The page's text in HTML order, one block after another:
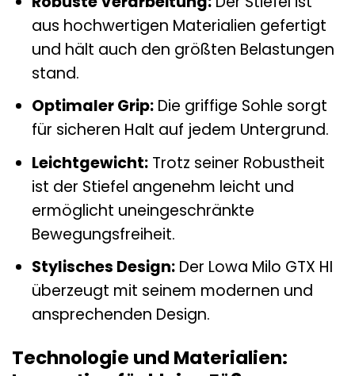
aus hochwertigen Materialien gefertigt
und hält auch den größten Belastungen
stand.
Optimaler Grip:Die griffige Sohle sorgt
für sicheren Halt auf jedem Untergrund.
Leichtgewicht:Trotz seiner Robustheit
ist der Stiefel angenehm leicht und
ermöglicht uneingeschränkte
Bewegungsfreiheit.
Stylisches Design:Der Lowa Milo GTX HI
überzeugt mit seinem modernen und
ansprechenden Design.
Technologie und Materialien: